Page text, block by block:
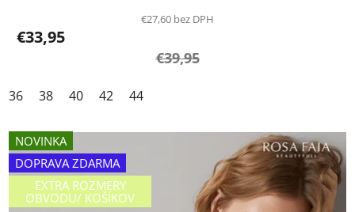
€27,60 bez DPH
€33,95
€39,95
36 38 40 42 44
NOVINKA
DOPRAVA ZDARMA
EXTRA ROZMERY
OBVODU/ KOŠÍKOV